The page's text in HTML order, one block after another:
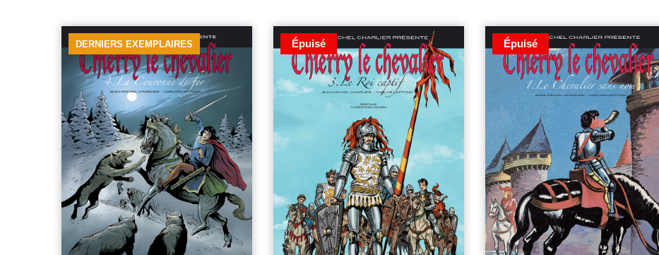
DERNIERS EXEMPLAIRES Épuisé Épuisé